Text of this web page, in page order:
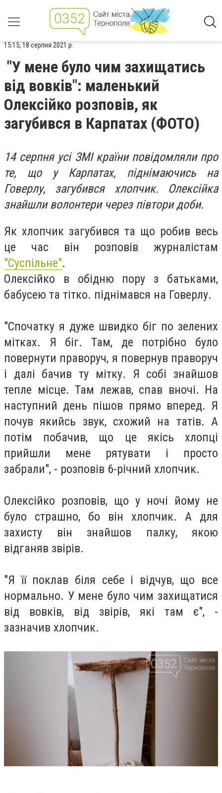
15:15, 18 серпня 2021 р.
"У мене було чим захищатись
від вовків": маленький
Олексійко розповів, як
загубився в Карпатах (ФОТО)
14 серпня усі ЗМІ країни повідомляли про
те, що у Карпатах, піднімаючись на
Говерлу, загубився хлопчик. Олексійка
знайшли волонтери через півтори доби.
Як хлопчик загубився та що робив весь
це час він розповів журналістам
"Суспільне".
Олексійко в обідню пору з батьками,
бабусею та тітко. піднімався на Говерлу.
"Спочатку я дуже швидко біг по зелених
мітках. Я біг. Там, де потрібно було
повернути праворуч, я повернув праворуч
і далі бачив ту мітку. Я собі знайшов
тепле місце. Там лежав, спав вночі. На
наступний день пішов прямо вперед. Я
почув якийсь звук, схожий на татів. А
потім побачив, що це якісь хлопці
прийшли мене рятувати і просто
забрали", - розповів 6-річний хлопчик.
Олексійко розповів, що у ночі йому не
було страшно, бо він хлопчик. А для
захисту він знайшов палку, якою
відганяв звірів.
"Я її поклав біля себе і відчув, що все
нормально. У мене було чим захищатися
від вовків, від звірів, які там є", -
зазначив хлопчик.